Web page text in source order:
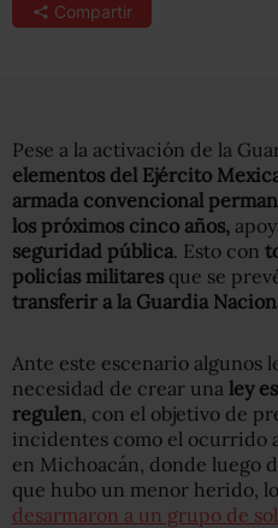
Compartir
Pese a la activación de la
elementos del Ejército
armada convencional
los próximos cinco años,
seguridad pública. Esto con
policías militares que se
transferir a la Guardia
Ante este escenario algunos
necesidad de crear una ley
regulen, con el objetivo de
incidentes como el ocurrido
en Michoacán, donde luego
que hubo un menor herido,
desarmaron a un grupo de